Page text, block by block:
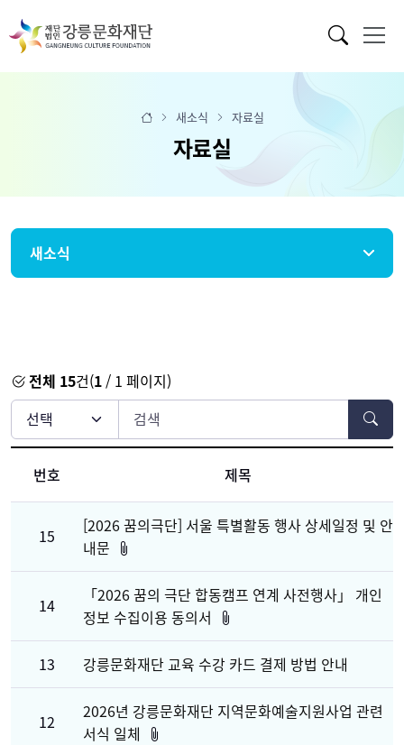
새소식 자료실
자료실
새소식
전체 15건(1/ 1 페이지)
번호 제목
15
[2026 꿈의극단] 서울 특별활동 행사 상세일정 및 안
내문
14
「2026 꿈의 극단 합동캠프 연계 사전행사」 개인
정보 수집이용 동의서
13 강릉문화재단 교육 수강 카드 결제 방법 안내
12
2026년 강릉문화재단 지역문화예술지원사업 관련
서식 일체